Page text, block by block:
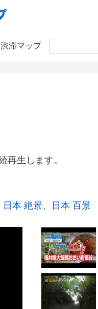
渋滞マップ
再生します。
日本 絶景、 日本 百景